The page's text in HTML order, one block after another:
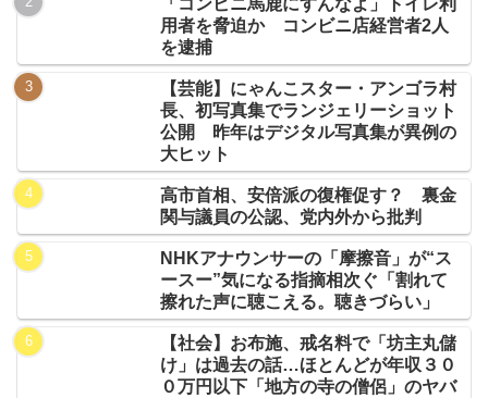
「コンビニ馬鹿にすんなよ」トイレ利
用者を脅迫か コンビニ店経営者2人
を逮捕
【芸能】にゃんこスター・アンゴラ村
長、初写真集でランジェリーショット
公開 昨年はデジタル写真集が異例の
大ヒット
高市首相、安倍派の復権促す？ 裏金
関与議員の公認、党内外から批判
NHKアナウンサーの「摩擦音」が“ス
ースー”気になる指摘相次ぐ「割れて
擦れた声に聴こえる。聴きづらい」
【社会】お布施、戒名料で「坊主丸儲
け」は過去の話…ほとんどが年収３０
０万円以下「地方の寺の僧侶」のヤバ